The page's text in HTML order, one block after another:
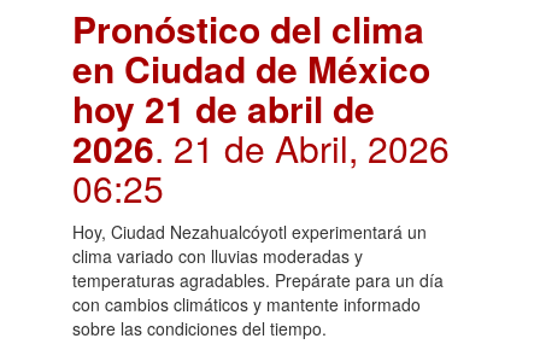
Pronóstico del clima
en Ciudad de México
hoy 21 de abril de
2026. 21 de Abril, 2026
06:25
Hoy, Ciudad Nezahualcóyotl experimentará un
clima variado con lluvias moderadas y
temperaturas agradables. Prepárate para un día
con cambios climáticos y mantente informado
sobre las condiciones del tiempo.